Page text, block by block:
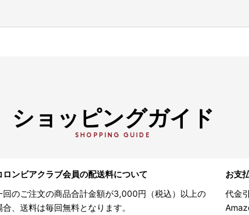
ショッピングガイド
SHOPPING GUIDE
ロンビアクラブ会員の配送料について
回のご注文の商品合計金額が3,000円（税込）以上の
合、送料は毎回無料となります。
お支
代金